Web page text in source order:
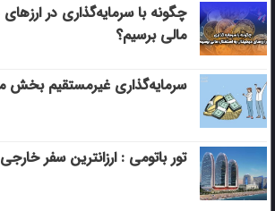
چگونه با سرمایه‌گذاری در ارزهای
مالی برسیم؟
سرمایه‌گذاری غیرمستقیم بخش
تور باتومی : ارزانترین سفر خارجی در